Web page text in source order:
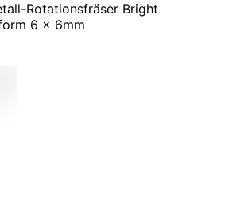
Rotationsfräser Bright
6 x 6mm